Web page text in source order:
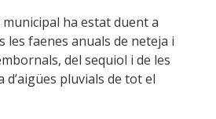
ha estat duent a
les faenes anuals de neteja i
del sequiol i de les
d’aigües pluvials de tot el